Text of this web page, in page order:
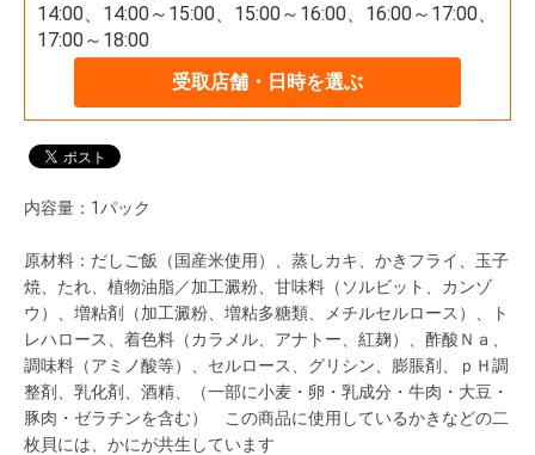
受取店舗・日時を選ぶ
14:00、14:00～15:00、15:00～16:00、16:00～17:00、
17:00～18:00
内容量：1パック
原材料：だしご飯（国産米使用）、蒸しカキ、かきフライ、玉子
焼、たれ、植物油脂／加工澱粉、甘味料（ソルビット、カンゾ
ウ）、増粘剤（加工澱粉、増粘多糖類、メチルセルロース）、ト
レハロース、着色料（カラメル、アナトー、紅麹）、酢酸Ｎａ、
調味料（アミノ酸等）、セルロース、グリシン、膨脹剤、ｐＨ調
整剤、乳化剤、酒精、（一部に小麦・卵・乳成分・牛肉・大豆・
豚肉・ゼラチンを含む） この商品に使用しているかきなどの二
枚貝には、かにが共生しています